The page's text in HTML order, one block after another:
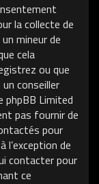
la collecte de
mineur de
cela
ou que
conseiller
phpBB Limited
pas fournir de
pour
de
contacter pour
ce